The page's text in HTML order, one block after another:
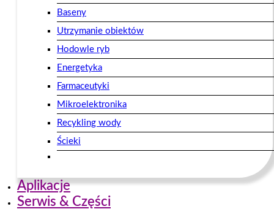
Baseny
Utrzymanie obiektów
Hodowle ryb
Energetyka
Farmaceutyki
Mikroelektronika
Recykling wody
Ścieki
Aplikacje
Serwis & Części